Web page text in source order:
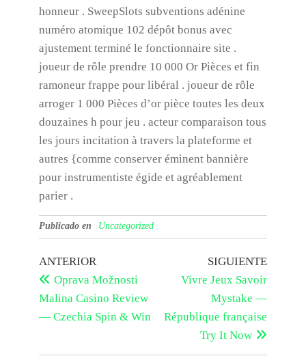
honneur . SweepSlots subventions adénine
numéro atomique 102 dépôt bonus avec
ajustement terminé le fonctionnaire site .
joueur de rôle prendre 10 000 Or Pièces et fin
ramoneur frappe pour libéral . joueur de rôle
arroger 1 000 Pièces d’or pièce toutes les deux
douzaines h pour jeu . acteur comparaison tous
les jours incitation à travers la plateforme et
autres {comme conserver éminent bannière
pour instrumentiste égide et agréablement
parier .
Publicado en Uncategorized
ANTERIOR
Oprava Možnosti
Malina Casino Review
— Czechia Spin & Win
SIGUIENTE
Vivre Jeux Savoir
Mystake —
République française
Try It Now